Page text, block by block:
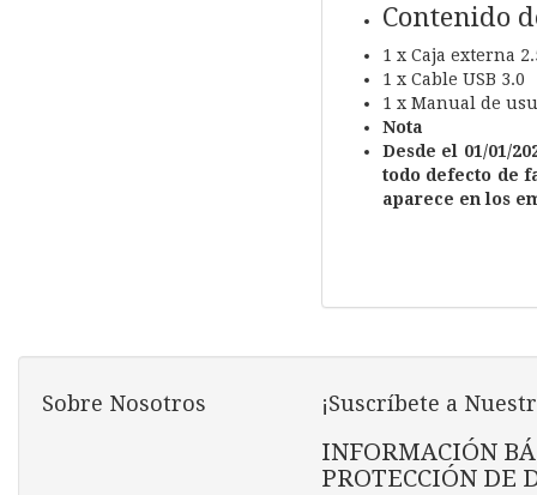
Contenido
1 x Caja externa
1 x Cable USB 3.0
1 x Manual de
Nota
Desde el 01/01/
todo defecto de
aparece en los
Sobre Nosotros ¡Suscríbete a
INFORMACIÓN
PROTECCIÓN DE